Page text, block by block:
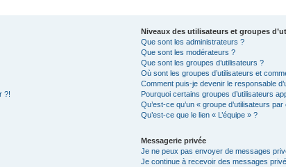
?!
Niveaux des utilisateurs et groupes
Que sont les administrateurs ?
Que sont les modérateurs ?
Que sont les groupes d’utilisateurs ?
Où sont les groupes d’utilisateurs et
Comment puis-je devenir le responsable
Pourquoi certains groupes d’utilisateurs
Qu’est-ce qu’un « groupe d’utilisateurs
Qu’est-ce que le lien « L’équipe » ?
Messagerie privée
Je ne peux pas envoyer de messages
Je continue à recevoir des messages